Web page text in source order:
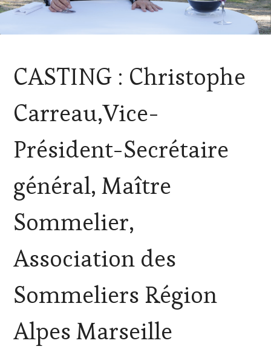
CLUB
TASTING
VOUCHER,
DE-
PROVENCE,
GUEST,
DOMAINE
ADHÉRENT,
VIN
EDITION
LES
DU
VIN
DE
LA
CASTING : Christophe
Carreau,Vice-
Président-Secrétaire
général, Maître
Sommelier,
Association des
Sommeliers Région
Alpes Marseille